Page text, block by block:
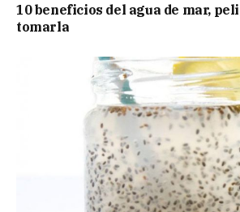
10 beneficios del agua de mar,
tomarla